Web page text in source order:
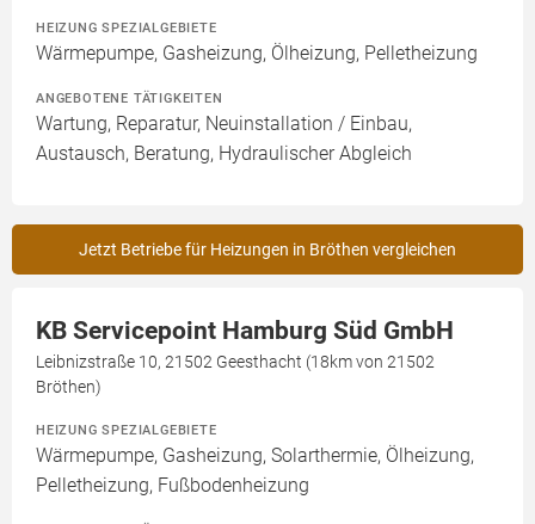
HEIZUNG SPEZIALGEBIETE
Wärmepumpe, Gasheizung, Ölheizung, Pelletheizung
ANGEBOTENE TÄTIGKEITEN
Wartung, Reparatur, Neuinstallation / Einbau,
Austausch, Beratung, Hydraulischer Abgleich
Jetzt Betriebe für Heizungen in Bröthen vergleichen
KB Servicepoint Hamburg Süd GmbH
Leibnizstraße 10, 21502 Geesthacht (18km von 21502
Bröthen)
HEIZUNG SPEZIALGEBIETE
Wärmepumpe, Gasheizung, Solarthermie, Ölheizung,
Pelletheizung, Fußbodenheizung